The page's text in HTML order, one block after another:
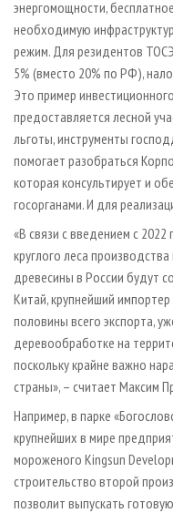
энергомощности,
необходимую
режим. Для резидентов
5% (вместо 20% по РФ),
Это пример
предоставляется лесной
льготы, инструменты
помогает разобраться
которая консультирует и
госорганами. И для
«В связи с введением с 2022
круглого леса
древесины в России будут
Китай, крупнейший
половины всего экспорта,
деревообработке на
поскольку крайне важно
страны», – считает Максим
Например, в парке
крупнейших в мире
мороженого Kingsun
строительство второй
позволит выпускать